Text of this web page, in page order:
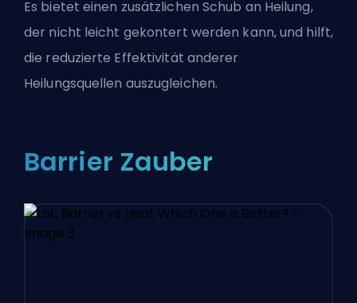
Es bietet einen zusätzlichen Schub an Heilung,
der nicht leicht gekontert werden kann, und hilft,
die reduzierte Effektivität anderer
Heilungsquellen auszugleichen.
Barrier Zauber